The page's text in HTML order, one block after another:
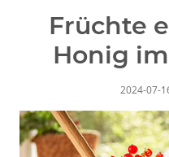
Früchte
Honig
2024-07-